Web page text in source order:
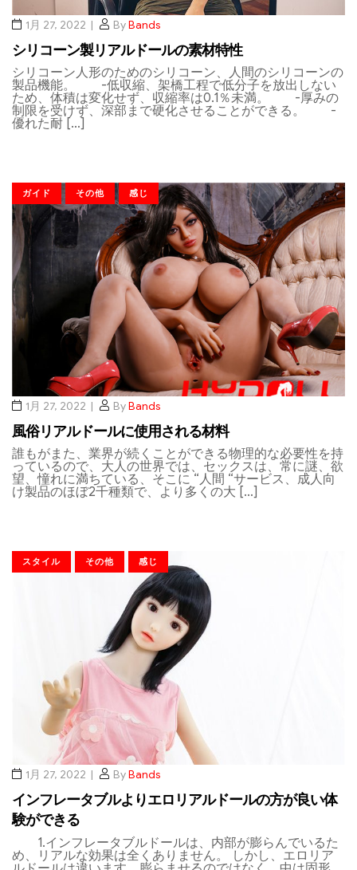
1月 27, 2022 ByBands
シリコーン製リアルドールの素材特性
シリコーン人形のためのシリコーン、人間のシリコーンの
製品機能。 -低収縮、架橋工程で低分子を放出しない
ため、体積は変化せず、収縮率は0.1％未満。 -厚みの
制限を受けず、深部まで硬化させることができる。 -
優れた耐 […]
ガイド その他 感じ
1月 27, 2022 ByBands
風俗リアルドールに使用される材料
誰もがまた、業界が続くことができる物理的な必要性を持
っているので、大人の世界では、セックスは、常に謎、欲
望、憧れに満ちている、そこに “人間 “サービス、成人向
け製品のほぼ2千種類で、より多くの大 […]
スタイル その他 感じ
1月 27, 2022 ByBands
インフレータブルよりエロリアルドールの方が良い体
験ができる
1.インフレータブルドールは、内部が膨らんでいるた
め、リアルな効果は全くありません。 しかし、エロリア